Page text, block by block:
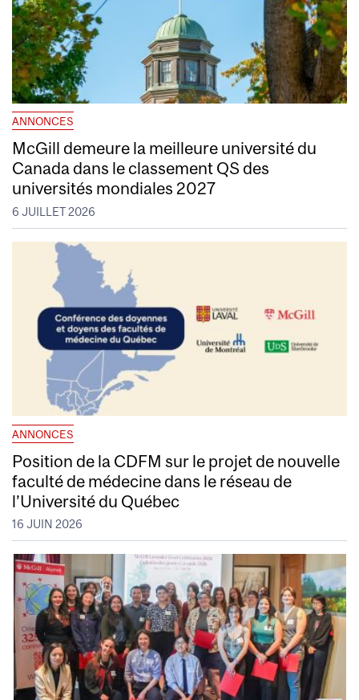
ANNONCES
McGill demeure la meilleure université du
Canada dans le classement QS des
universités mondiales 2027
6 JUILLET 2026
ANNONCES
Position de la CDFM sur le projet de nouvelle
faculté de médecine dans le réseau de
l’Université du Québec
16 JUIN 2026